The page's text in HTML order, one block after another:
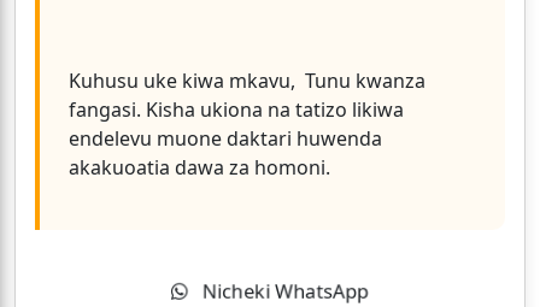
Kuhusu uke kiwa mkavu, Tunu kwanza
fangasi. Kisha ukiona na tatizo likiwa
endelevu muone daktari huwenda
akakuoatia dawa za homoni.
Nicheki WhatsApp